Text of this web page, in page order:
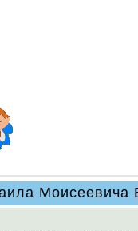
Моисеевича